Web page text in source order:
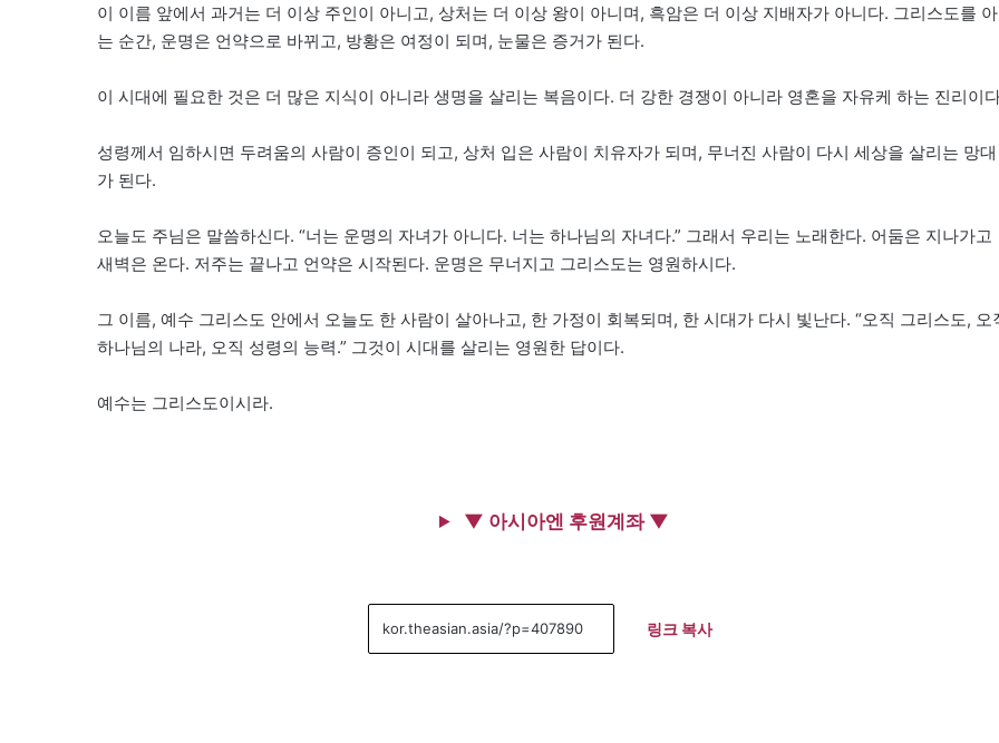
이 이름 앞에서 과거는 더 이상 주인이 아니고, 상처는 더 이상 왕이 아니며, 흑암은 더 이상 지배자가 아니다. 그리스도를 아
는 순간, 운명은 언약으로 바뀌고, 방황은 여정이 되며, 눈물은 증거가 된다.
이 시대에 필요한 것은 더 많은 지식이 아니라 생명을 살리는 복음이다. 더 강한 경쟁이 아니라 영혼을 자유케 하는 진리이
성령께서 임하시면 두려움의 사람이 증인이 되고, 상처 입은 사람이 치유자가 되며, 무너진 사람이 다시 세상을 살리는 망대
가 된다.
오늘도 주님은 말씀하신다. “너는 운명의 자녀가 아니다. 너는 하나님의 자녀다.” 그래서 우리는 노래한다. 어둠은 지나가고
새벽은 온다. 저주는 끝나고 언약은 시작된다. 운명은 무너지고 그리스도는 영원하시다.
그 이름, 예수 그리스도 안에서 오늘도 한 사람이 살아나고, 한 가정이 회복되며, 한 시대가 다시 빛난다. “오직 그리스도, 오
하나님의 나라, 오직 성령의 능력.” 그것이 시대를 살리는 영원한 답이다.
예수는 그리스도이시라.
▼ 아시아엔 후원계좌 ▼
링크 복사